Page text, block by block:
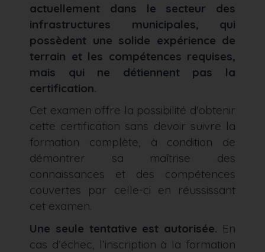
actuellement dans le secteur des
infrastructures municipales, qui
possèdent une solide expérience de
terrain et les compétences requises,
mais qui ne détiennent pas la
certification.
Cet examen offre la possibilité d'obtenir
cette certification sans devoir suivre la
formation complète, à condition de
démontrer sa maîtrise des
connaissances et des compétences
couvertes par celle-ci en réussissant
cet examen.
Une seule tentative est autorisée. En
cas d’échec, l’inscription à la formation